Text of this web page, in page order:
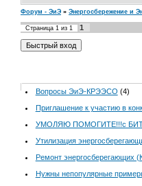
Форум - ЭиЭ » Энергосбережение и
Страница 1 из 1
1
Вопросы ЭиЭ-КРЭЭСО (4)
Приглашение к участию в
УМОЛЯЮ ПОМОГИТЕ!!!с
Утилизация
Ремонт энергосберегающих
Нужны непопулярные